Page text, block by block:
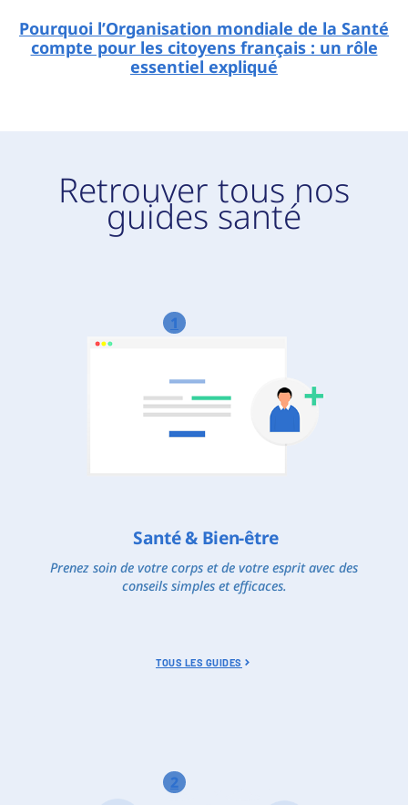
Pourquoi l’Organisation mondiale de la Santé
compte pour les citoyens français : un rôle
essentiel expliqué
Retrouver tous nos
guides santé
1
Santé & Bien-être
Prenez soin de votre corps et de votre esprit avec des
conseils simples et efficaces.
TOUS LES GUIDES
2